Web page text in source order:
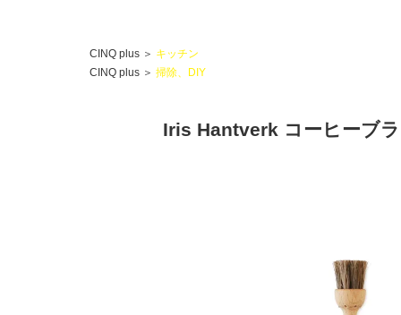
CINQ plus ＞ キッチン
CINQ plus ＞ 掃除、DIY
Iris Hantverk コーヒーブ